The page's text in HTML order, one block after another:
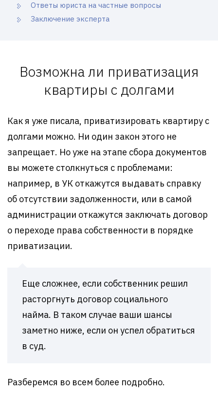
Ответы юриста на частные вопросы
Заключение эксперта
Возможна ли приватизация
квартиры с долгами
Как я уже писала, приватизировать квартиру с
долгами можно. Ни один закон этого не
запрещает. Но уже на этапе сбора документов
вы можете столкнуться с проблемами:
например, в УК откажутся выдавать справку
об отсутствии задолженности, или в самой
администрации откажутся заключать договор
о переходе права собственности в порядке
приватизации.
Еще сложнее, если собственник решил
расторгнуть договор социального
найма. В таком случае ваши шансы
заметно ниже, если он успел обратиться
в суд.
Разберемся во всем более подробно.